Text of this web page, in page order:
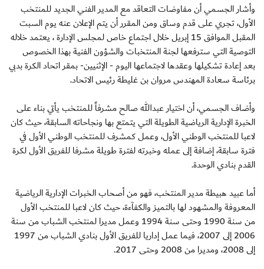
وأشار الجسمي أن مفاوضات التعاقد مع المدير الفني الجديد للمنتخب
الأول، تجري على قدم وساق ومن المقرر أن يتم الإعلان عنه يوم السبت
المقبل الموافق 15 إبريل خلال اجتماع خاص لمجلس الإدارة ، يعتمد خلاله
التوصية التي سترفعها لجنة المنتخبات والشؤون الفنية بهذا الخصوص
بعد إعادة تشكيلها وعقدها لاجتماعها اليوم - الإثنيين- بمقر اتحاد الكرة بدبي
برئاسة سعادة المهندس مروان بن غليطة رئيس الاتحاد.
وأضاف الجسمي، أن اختيار عبدالله صالح مشرفاً للمنتخب يأتي بناء على
الخبرة الإدارية الرياضية الطويلة التي يتمتع بها ونجاحاته السابقة، حيث كان
لاعبا للمنتخب الوطني الأول، وعمل كمشرف للمنتخب الوطني الأول في
فترة سابقة، إضافة إلى عمله وخبرته لفترة طويلة مشرفا للفريق الأول لكرة
القدم بنادي الوحدة.
أما عبيد هبيطة مدير المنتخب، فهو من أصحاب الخبرات الإدارية الرياضية
المعروفة والمشهود لها بالتميز والكفآءة، حيث كان لاعبا للمنتخب الأول
من سنة 1990 وحتى سنة 1994 وعمل مديرا لمنتخب الشباب من سنة
2006 إلى 2007، فيما عمل إداريا للفريق الأول بنادي الشباب من 1997
إلى 2008، ومديرا من 2008 وحتى 2017.